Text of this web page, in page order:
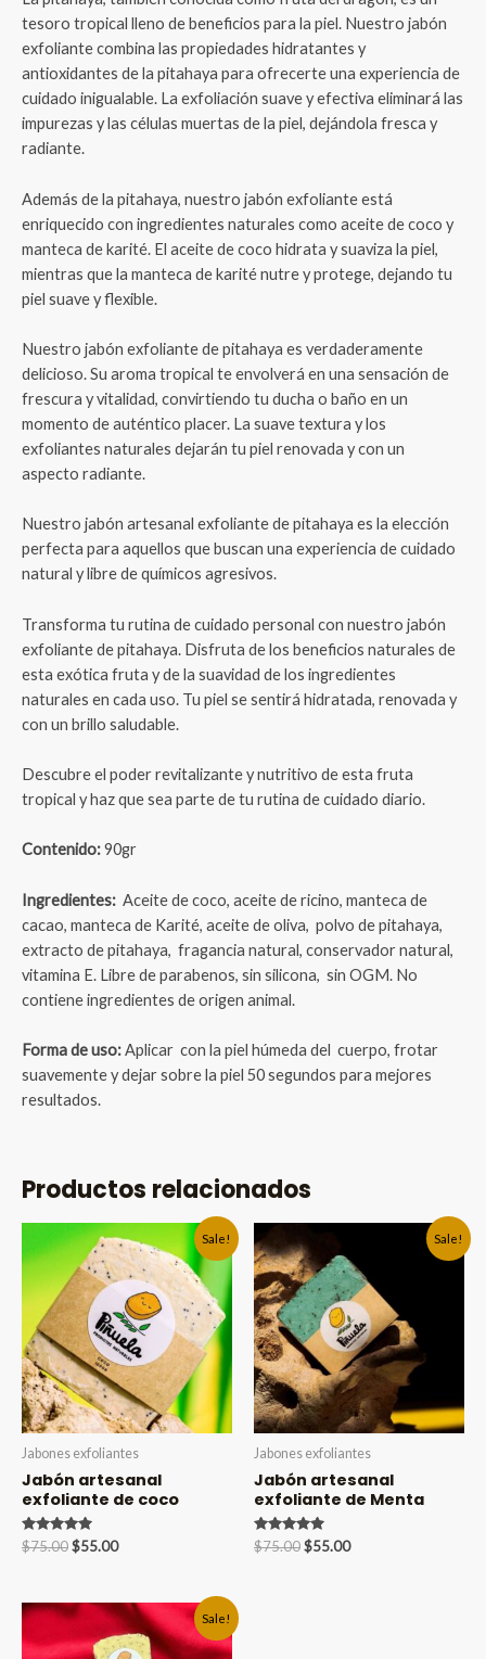
tesoro tropical lleno de beneficios para la piel. Nuestro jabón
exfoliante combina las propiedades hidratantes y
antioxidantes de la pitahaya para ofrecerte una experiencia de
cuidado inigualable. La exfoliación suave y efectiva eliminará las
impurezas y las células muertas de la piel, dejándola fresca y
radiante.
Además de la pitahaya, nuestro jabón exfoliante está
enriquecido con ingredientes naturales como aceite de coco y
manteca de karité. El aceite de coco hidrata y suaviza la piel,
mientras que la manteca de karité nutre y protege, dejando tu
piel suave y flexible.
Nuestro jabón exfoliante de pitahaya es verdaderamente
delicioso. Su aroma tropical te envolverá en una sensación de
frescura y vitalidad, convirtiendo tu ducha o baño en un
momento de auténtico placer. La suave textura y los
exfoliantes naturales dejarán tu piel renovada y con un
aspecto radiante.
Nuestro jabón artesanal exfoliante de pitahaya es la elección
perfecta para aquellos que buscan una experiencia de cuidado
natural y libre de químicos agresivos.
Transforma tu rutina de cuidado personal con nuestro jabón
exfoliante de pitahaya. Disfruta de los beneficios naturales de
esta exótica fruta y de la suavidad de los ingredientes
naturales en cada uso. Tu piel se sentirá hidratada, renovada y
con un brillo saludable.
Descubre el poder revitalizante y nutritivo de esta fruta
tropical y haz que sea parte de tu rutina de cuidado diario.
Contenido:90gr
Ingredientes: Aceite de coco, aceite de ricino, manteca de
cacao, manteca de Karité, aceite de oliva, polvo de pitahaya,
extracto de pitahaya, fragancia natural, conservador natural,
vitamina E. Libre de parabenos, sin silicona, sin OGM. No
contiene ingredientes de origen animal.
Forma de uso:Aplicar con la piel húmeda del cuerpo, frotar
suavemente y dejar sobre la piel 50 segundos para mejores
resultados.
Productos relacionados
Sale!
Jabones exfoliantes
Jabón artesanal
exfoliante de coco
Valorado en
5.00
$75.00Original
$75.00.
$55.00Current
$55.00.
Sale!
Jabones exfoliantes
Jabón artesanal
exfoliante de Menta
Valorado en
5.00
$75.00Original
$55.00Current
Sale!